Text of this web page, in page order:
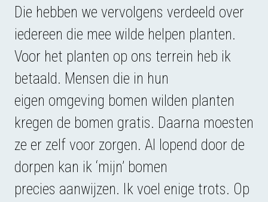
Die hebben we vervolgens verdeeld over
iedereen die mee wilde helpen planten.
Voor het planten op ons terrein heb ik
betaald. Mensen die in hun
eigen omgeving bomen wilden planten
kregen de bomen gratis. Daarna moesten
ze er zelf voor zorgen. Al lopend door de
dorpen kan ik ‘mijn’ bomen
precies aanwijzen. Ik voel enige trots. Op